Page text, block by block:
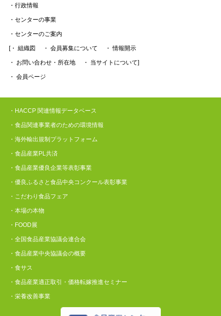
・行政情報
・センターの事業
・センターのご案内
[・ 組織図 ・ 会員募集について ・ 情報開示
・ お問い合わせ・所在地 ・ 当サイトについて]
・ 会員ページ
・HACCP 関連情報データベース
・食品関連事業者のための環境情報
・海外輸出規制プラットフォーム
・食品産業PL共済
・食品産業優良企業等表彰事業
・優良ふるさと食品中央コンクール表彰事業
・こだわり食品フェア
・本場の本物
・FOOD展
・全国食品産業協議会連合会
・食品産業中央協議会の概要
・食サス
・食品産業適正取引・価格転嫁推進セミナー
・栄養改善事業